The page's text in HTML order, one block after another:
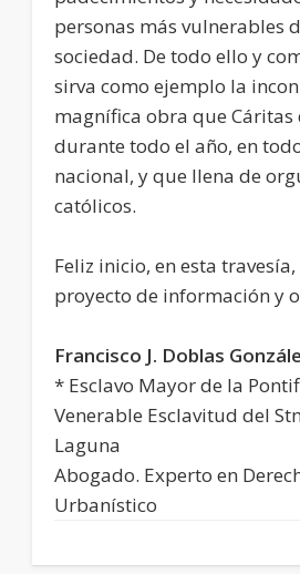
personas más vulnerables
sociedad. De todo ello y
sirva como ejemplo la
magnífica obra que Cáritas
durante todo el año, en
nacional, y que llena de
católicos.
Feliz inicio, en esta
proyecto de información y
Francisco J. Doblas
* Esclavo Mayor de la
Venerable Esclavitud del
Laguna
Abogado. Experto en
Urbanístico